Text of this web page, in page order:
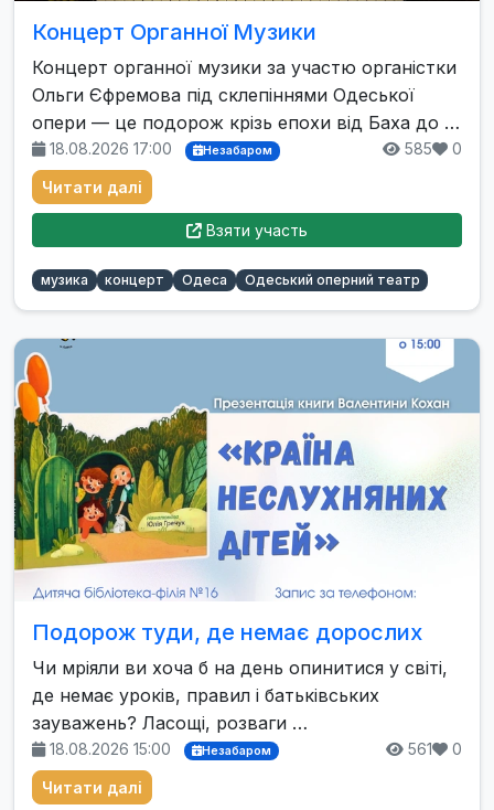
Концерт Органної Музики
Концерт органної музики за участю органістки
Ольги Єфремова під склепіннями Одеської
опери — це подорож крізь епохи від Баха до …
18.08.2026 17:00 Незабаром 585 0
Читати далі
Взяти участь
музика концерт Одеса Одеський оперний театр
Подорож туди, де немає дорослих
Чи мріяли ви хоча б на день опинитися у світі,
де немає уроків, правил і батьківських
зауважень? Ласощі, розваги …
18.08.2026 15:00 Незабаром 561 0
Читати далі